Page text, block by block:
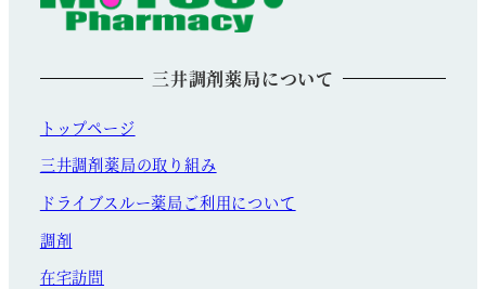
三井調剤薬局について
トップページ
三井調剤薬局の取り組み
ドライブスルー薬局ご利用について
調剤
在宅訪問